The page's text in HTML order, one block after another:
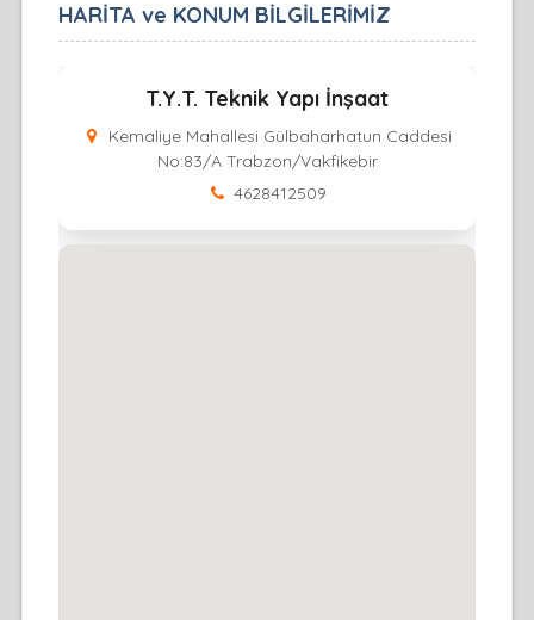
HARİTA ve KONUM BİLGİLERİMİZ
T.Y.T. Teknik Yapı İnşaat
Kemaliye Mahallesi Gülbaharhatun Caddesi
No:83/A Trabzon/Vakfikebir
4628412509